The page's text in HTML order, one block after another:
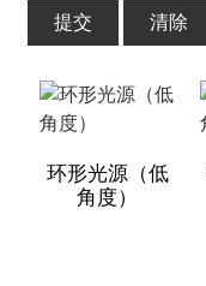
提交 清除
环形光源（低
角度）